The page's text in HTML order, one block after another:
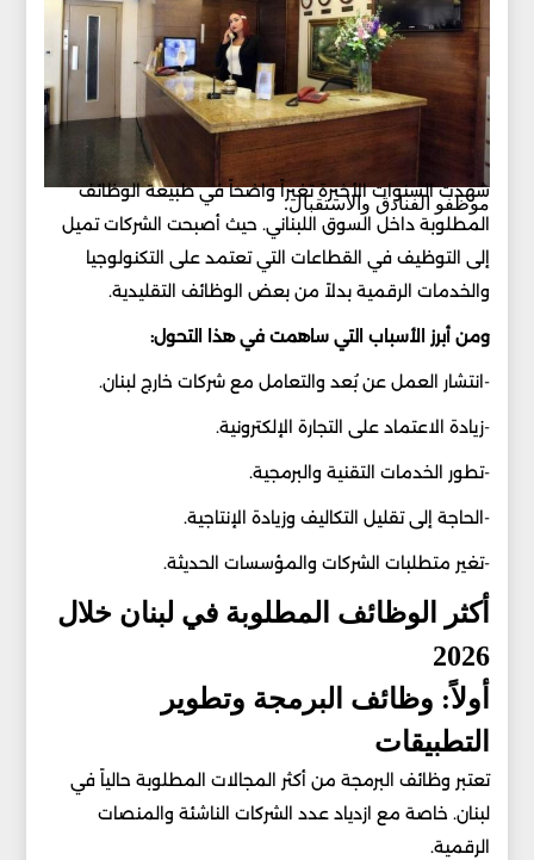
موظفو الفنادق والاستقبال.
شهدت السنوات الأخيرة تغيراً واضحاً في طبيعة الوظائف
المطلوبة داخل السوق اللبناني. حيث أصبحت الشركات تميل
إلى التوظيف في القطاعات التي تعتمد على التكنولوجيا
والخدمات الرقمية بدلاً من بعض الوظائف التقليدية.
ومن أبرز الأسباب التي ساهمت في هذا التحول:
-انتشار العمل عن بُعد والتعامل مع شركات خارج لبنان.
-زيادة الاعتماد على التجارة الإلكترونية.
-تطور الخدمات التقنية والبرمجية.
-الحاجة إلى تقليل التكاليف وزيادة الإنتاجية.
-تغير متطلبات الشركات والمؤسسات الحديثة.
أكثر الوظائف المطلوبة في لبنان خلال
2026
أولاً: وظائف البرمجة وتطوير
التطبيقات
تعتبر وظائف البرمجة من أكثر المجالات المطلوبة حالياً في
لبنان. خاصة مع ازدياد عدد الشركات الناشئة والمنصات
الرقمية.